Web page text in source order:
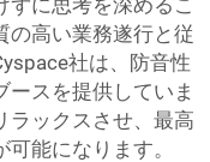
ずに思考を深めるこ
の高い業務遂行と従
社は、防音性
ースを提供していま
ラックスさせ、最高
能になります。